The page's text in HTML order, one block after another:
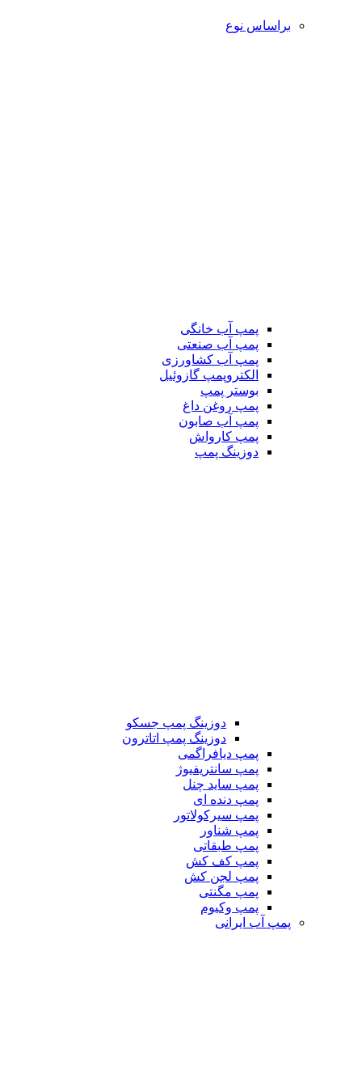
براساس نوع
پمپ آب خانگی
پمپ آب صنعتی
پمپ آب کشاورزی
الکتروپمپ گازوئیل
بوستر پمپ
پمپ روغن داغ
پمپ آب صابون
پمپ کارواش
دوزینگ پمپ
دوزینگ پمپ جسکو
دوزینگ پمپ اتاترون
پمپ دیافراگمی
پمپ سانتریفیوژ
پمپ ساید چنل
پمپ دنده ای
پمپ سیرکولاتور
پمپ شناور
پمپ طبقاتی
پمپ کف کش
پمپ لجن کش
پمپ مگنتی
پمپ وکیوم
پمپ آب ایرانی